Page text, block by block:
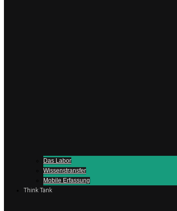
Das Labor
Wissenstransfer
Mobile Erfassung
Think Tank